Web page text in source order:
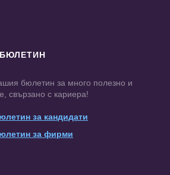
бюлетин за много полезно и
свързано с кариера!
за кандидати
за фирми